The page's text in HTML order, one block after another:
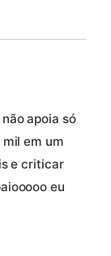
apoia só
em um
e criticar
eu